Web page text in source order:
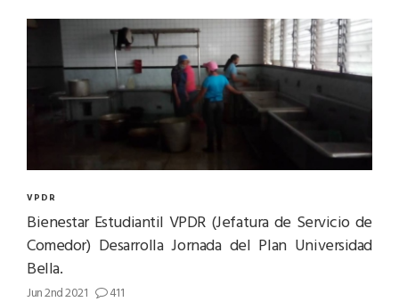
VPDR
Bienestar Estudiantil VPDR (Jefatura de Servicio de
Comedor) Desarrolla Jornada del Plan Universidad
Bella.
Jun 2nd 2021 411